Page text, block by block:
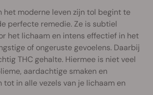
het moderne leven zijn tol begint te
perfecte remedie. Ze is subtiel
het lichaam en intens effectief in het
of ongeruste gevoelens. Daarbij
THC gehalte. Hiermee is niet veel
aardachtige smaken en
tot in alle vezels van je lichaam en